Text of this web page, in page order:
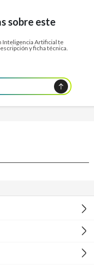
sobre este
Inteligencia Artificial te
y ficha técnica.